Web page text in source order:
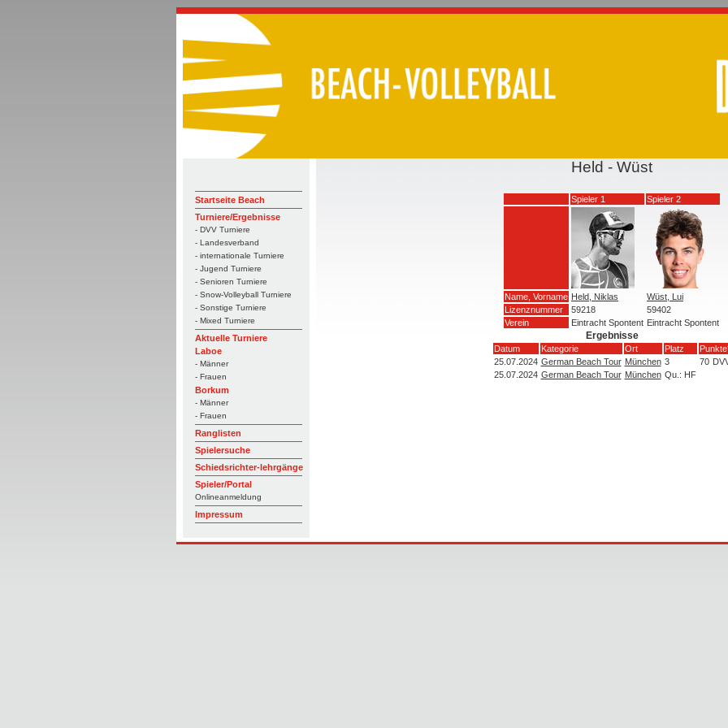
Startseite Beach
Turniere/Ergebnisse
- DVV Turniere
- Landesverband
- internationale Turniere
- Jugend Turniere
- Senioren Turniere
- Snow-Volleyball Turniere
- Sonstige Turniere
- Mixed Turniere
Aktuelle Turniere
Laboe
- Männer
- Frauen
Borkum
- Männer
- Frauen
Ranglisten
Spielersuche
Schiedsrichter-lehrgänge
Spieler/Portal
Onlineanmeldung
Impressum
Held - Wüst
Spieler 1 Spieler 2
Name, Vorname Held, Niklas
Wüst, Lui
Lizenznummer
59218
59402
Verein
Eintracht Spontent Eintracht Spontent
Ergebnisse
Datum Kategorie Ort Platz
25.07.2024 German Beach Tour München 3 70
25.07.2024 German Beach Tour München Qu.: HF